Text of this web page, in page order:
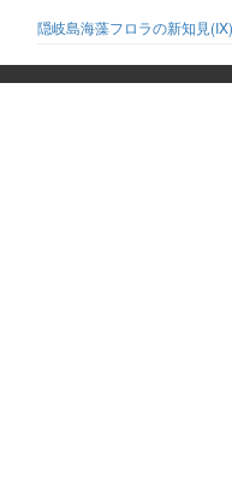
隠岐島海藻フロラの新知見(IX)